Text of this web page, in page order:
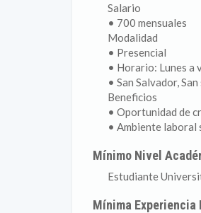
Salario
• 700 mensuales
Modalidad
• Presencial
• Horario: Lunes a
• San Salvador,
Beneficios
• Oportunidad de
• Ambiente laboral
Mínimo Nivel
Estudiante
Mínima Experiencia